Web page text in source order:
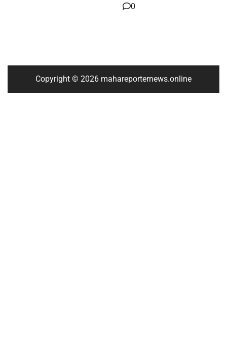
0
Copyright © 2026 mahareporternews.online